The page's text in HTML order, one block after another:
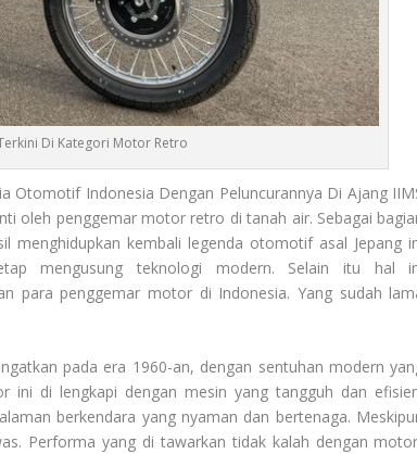
Di Kategori Motor Retro
Otomotif Indonesia Dengan Peluncurannya Di Ajang
oleh penggemar motor retro di tanah air. Sebagai
menghidupkan kembali legenda otomotif asal Jepang
mengusung teknologi modern. Selain itu hal
para penggemar motor di Indonesia. Yang sudah
pada era 1960-an, dengan sentuhan modern
ini di lengkapi dengan mesin yang tangguh dan
berkendara yang nyaman dan bertenaga.
Performa yang di tawarkan tidak kalah dengan